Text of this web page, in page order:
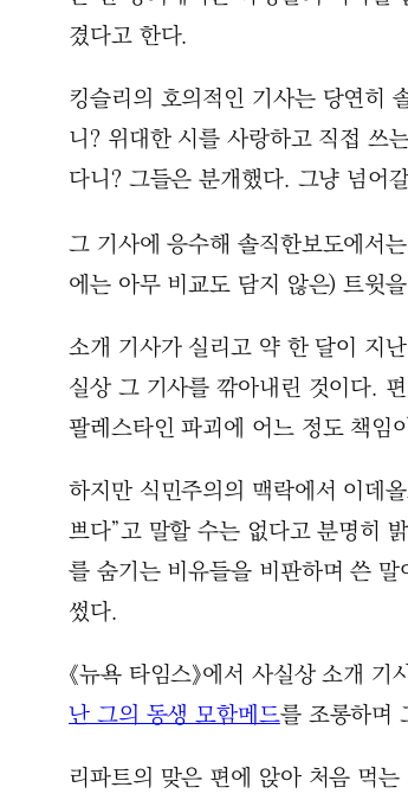
겼다고 한다.
킹슬리의 호의적인 기사는 당연히
니? 위대한 시를 사랑하고 직접 쓰
다니? 그들은 분개했다. 그냥 넘어
그 기사에 응수해 솔직한보도에서
에는 아무 비교도 담지 않은) 트윗
소개 기사가 실리고 약 한 달이 지
실상 그 기사를 깎아내린 것이다.
팔레스타인 파괴에 어느 정도 책임
하지만 식민주의의 맥락에서 이데
쁘다”고 말할 수는 없다고 분명히
를 숨기는 비유들을 비판하며 쓴
썼다.
《뉴욕 타임스》에서 사실상 소개
난 그의 동생 모함메드를 조롱하며
리파트의 맞은 편에 앉아 처음 먹